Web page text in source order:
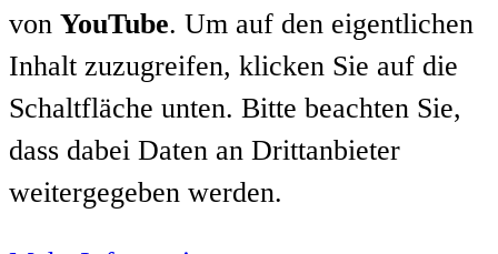
von YouTube. Um auf den eigentlichen
Inhalt zuzugreifen, klicken Sie auf die
Schaltfläche unten. Bitte beachten Sie,
dass dabei Daten an Drittanbieter
weitergegeben werden.